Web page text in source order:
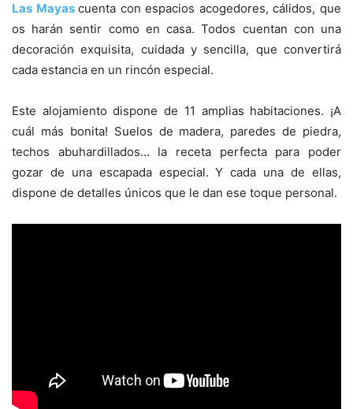
Las Mayascuenta con espacios acogedores, cálidos, que
os harán sentir como en casa. Todos cuentan con una
decoración exquisita, cuidada y sencilla, que convertirá
cada estancia en un rincón especial.
Este alojamiento dispone de 11 amplias habitaciones. ¡A
cuál más bonita! Suelos de madera, paredes de piedra,
techos abuhardillados… la receta perfecta para poder
gozar de una escapada especial. Y cada una de ellas,
dispone de detalles únicos que le dan ese toque personal.